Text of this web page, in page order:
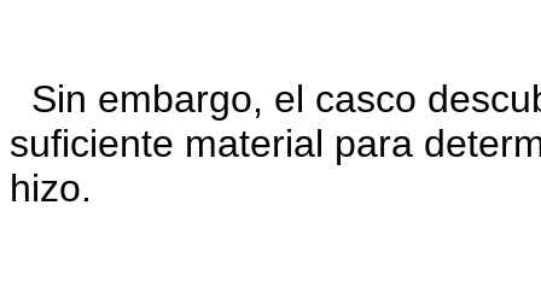
Sin embargo, el casco
suficiente material para
hizo.